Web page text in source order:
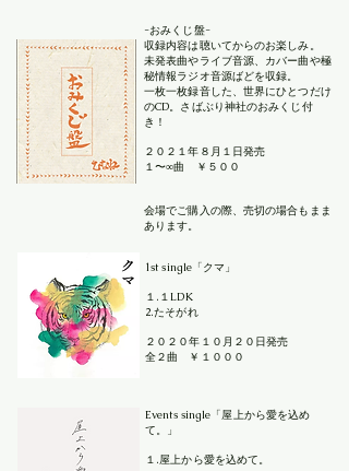
-おみくじ盤-
収録内容は聴いてからのお楽しみ。
未発表曲やライブ音源、カバー曲や極
秘情報ラジオ音源ばどを収録。
一枚一枚録音した、世界にひとつだけ
のCD。さばぶり神社のおみくじ付
き！
２０２１年８月１日発売
１〜∞曲 ￥５００
会場でご購入の際、売切の場合もまま
あります。
1st single「クマ」
１.１LDK
2.たそがれ
２０２０年１０月２０日発売
​全２曲 ￥１０００
Events single「屋上から愛を込め
て。」
１.屋上から愛を込めて。